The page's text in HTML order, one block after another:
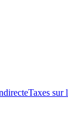
Taxes sur